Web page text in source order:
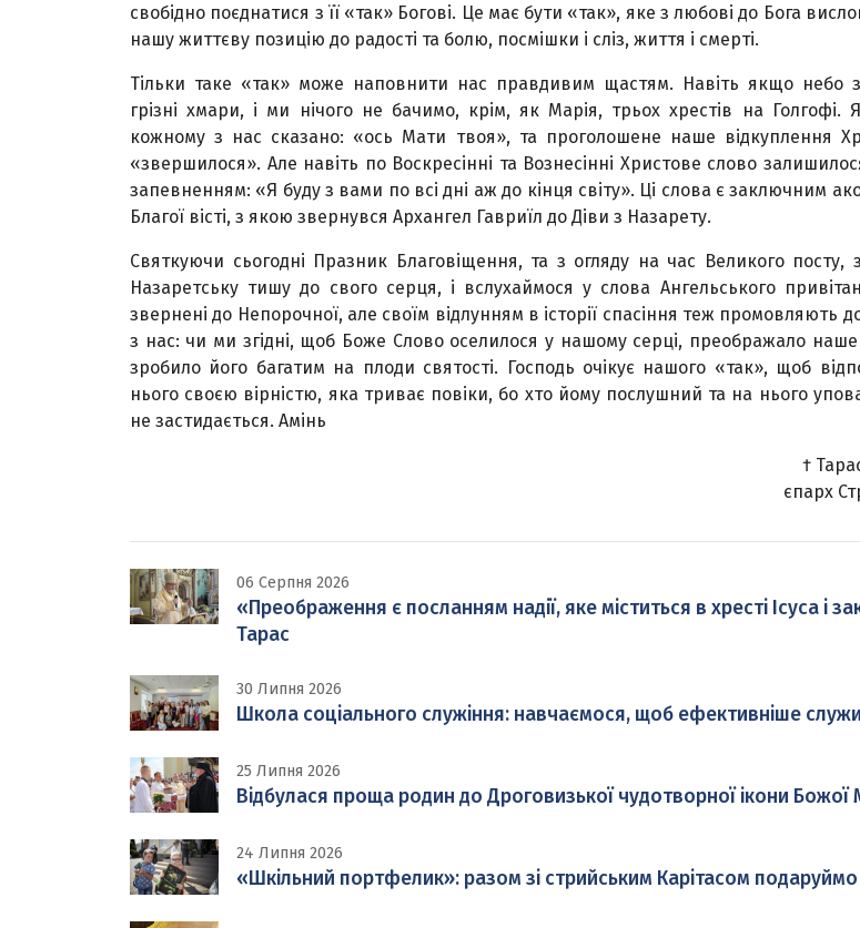
свобідно поєднатися з її «так» Богові. Це має бути «так», яке з любові до Бога
нашу життєву позицію до радості та болю, посмішки і сліз, життя і смерті.
Тільки таке «так» може наповнити нас правдивим щастям. Навіть якщо небо
грізні хмари, і ми нічого не бачимо, крім, як Марія, трьох хрестів на Голгофі.
кожному з нас сказано: «ось Мати твоя», та проголошене наше відкуплення
«звершилося». Але навіть по Воскресінні та Вознесінні Христове слово
запевненням: «Я буду з вами по всі дні аж до кінця світу». Ці слова є заключним
Благої вісті, з якою звернувся Архангел Гавриїл до Діви з Назарету.
Святкуючи сьогодні Празник Благовіщення, та з огляду на час Великого посту,
Назаретську тишу до свого серця, і вслухаймося у слова Ангельського
звернені до Непорочної, але своїм відлунням в історії спасіння теж промовляють
з нас: чи ми згідні, щоб Боже Слово оселилося у нашому серці, преображало
зробило його багатим на плоди святості. Господь очікує нашого «так», щоб
нього своєю вірністю, яка триває повіки, бо хто йому послушний та на нього
не застидається. Амінь
†
єпарх
06 Серпня 2026
«Преображення є посланням надії, яке міститься в хресті Ісуса і
Тарас
30 Липня 2026
Школа соціального служіння: навчаємося, щоб ефективніше
25 Липня 2026
Відбулася проща родин до Дроговизької чудотворної ікони Божої
24 Липня 2026
«Шкільний портфелик»: разом зі стрийським Карітасом